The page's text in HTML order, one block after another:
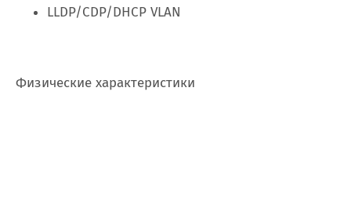
LLDP/CDP/DHCP VLAN
Физические характеристики